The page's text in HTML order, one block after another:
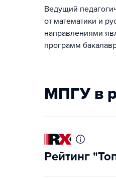
Ведущий
от математики и
направлениями
программ
МПГУ в
Рейтинг